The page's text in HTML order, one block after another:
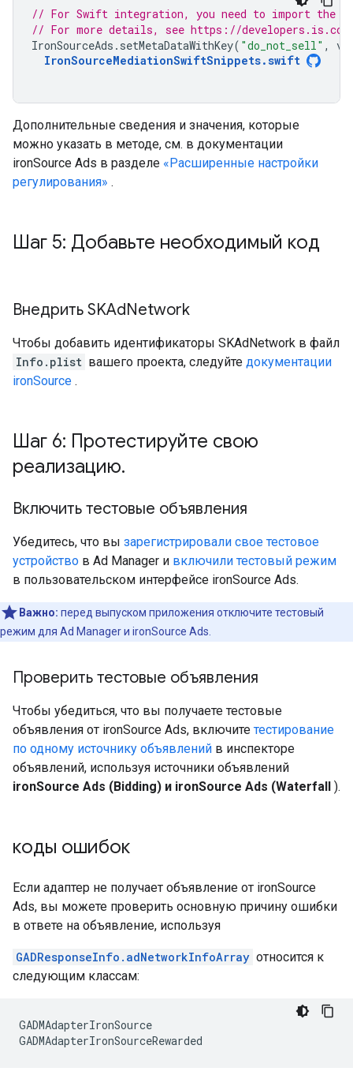
// For Swift integration, you need to import the
// For more details, see https://
IronSourceAds . setMetaDataWithKey( "do_not_sell" ,
IronSourceMediationSwiftSnippets.swift
Дополнительные сведения и значения, которые
можно указать в методе, см. в документации
ironSource Ads в разделе «Расширенные настройки
регулирования» .
Шаг 5: Добавьте необходимый код
Внедрить SKAdNetwork
Чтобы добавить идентификаторы SKAdNetwork в файл
Info.plist вашего проекта, следуйте документации
ironSource .
Шаг 6: Протестируйте свою
реализацию.
Включить тестовые объявления
Убедитесь, что вы зарегистрировали свое тестовое
устройство в Ad Manager и включили тестовый режим
в пользовательском интерфейсе ironSource Ads.
Важно: перед выпуском приложения отключите тестовый
режим для Ad Manager и ironSource Ads.
Проверить тестовые объявления
Чтобы убедиться, что вы получаете тестовые
объявления от ironSource Ads, включите тестирование
по одному источнику объявлений в инспекторе
объявлений, используя источники объявлений
ironSource Ads (Bidding) и ironSource Ads (Waterfall
).
коды ошибок
Если адаптер не получает объявление от ironSource
Ads, вы можете проверить основную причину ошибки
в ответе на объявление, используя
GADResponseInfo.adNetworkInfoArray относится к
следующим классам:
GADMAdapterIronSource
GADMAdapterIronSourceRewarded